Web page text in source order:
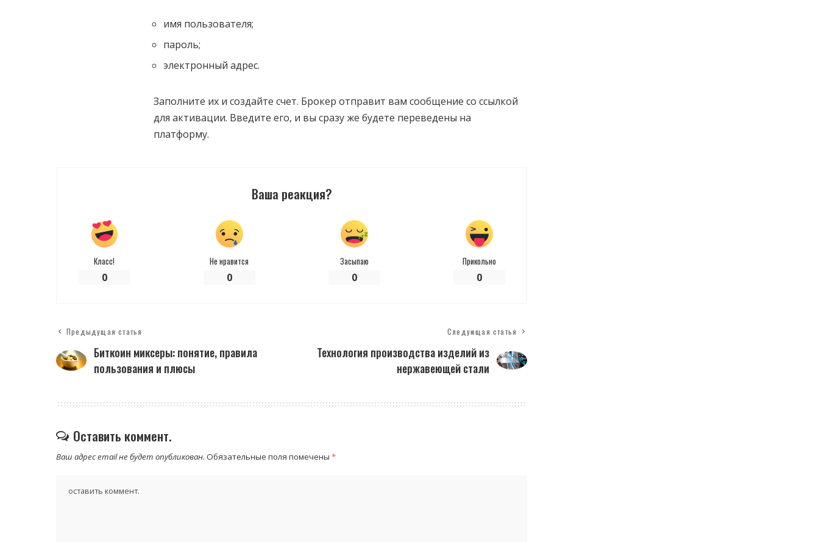
имя пользователя;
пароль;
электронный адрес.
Заполните их и создайте счет. Брокер отправит вам сообщение со ссылкой
для активации. Введите его, и вы сразу же будете переведены на
платформу.
Ваша реакция?
Класс!
0
Не нравится
0
Засыпаю
0
Прикольно
0
Предыдущая статья
Биткоин миксеры: понятие, правила
пользования и плюсы
Следующая статья
Технология производства изделий из
нержавеющей стали
Оставить коммент.
Ваш адрес email не будет опубликован. Обязательные поля помечены *